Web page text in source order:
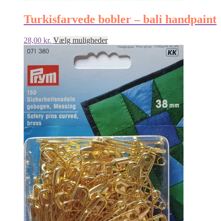
Turkisfarvede bobler – bali handpaint
28,00 kr. Vælg mulighederDette
vare
har
flere
Mulighederne
kan
vælges
varesiden